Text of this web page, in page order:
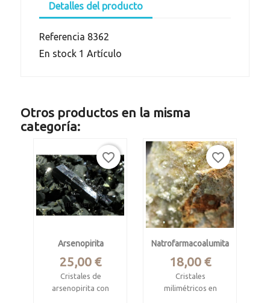
Detalles del producto
Referencia 8362
En stock 1 Artículo
Otros productos en la misma
categoría:
Arsenopirita
Precio
25,00 €
Cristales de
arsenopirita con
favorite_border
Natrofarmacoalumita
Precio
18,00 €
Cristales
milimétricos en
favorite_border